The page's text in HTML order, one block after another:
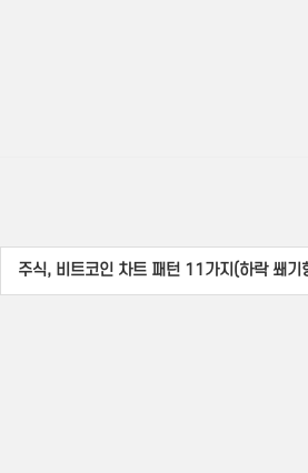
주식, 비트코인 차트 패턴 11가지(하락 쐐기